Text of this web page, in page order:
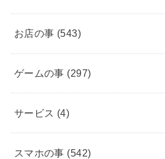
お店の事 (543)
ゲームの事 (297)
サービス (4)
スマホの事 (542)